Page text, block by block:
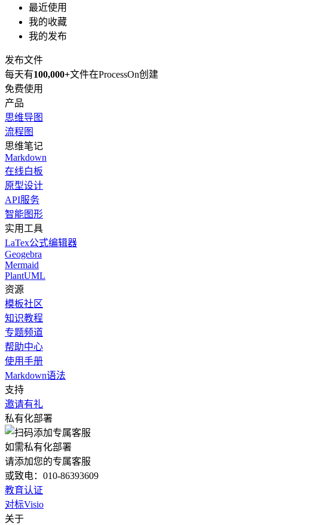
最近使用
我的收藏
我的发布
发布文件
每天有100,000+文件在ProcessOn创建
免费使用
产品
思维导图
流程图
思维笔记
Markdown
在线白板
原型设计
API服务
智能图形
实用工具
LaTex公式编辑器
Geogebra
Mermaid
PlantUML
资源
模板社区
知识教程
专题频道
帮助中心
使用手册
Markdown语法
支持
邀请有礼
私有化部署
如需私有化部署
请添加您的专属客服
或致电：010-86393609
教育认证
对标Visio
关于